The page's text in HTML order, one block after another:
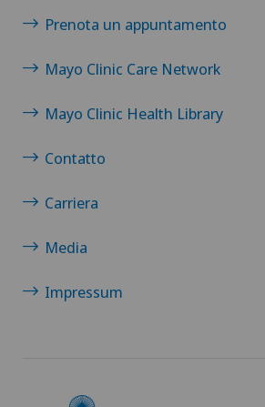
Prenota un appuntamento
Mayo Clinic Care Network
Mayo Clinic Health Library
Contatto
Carriera
Media
Impressum